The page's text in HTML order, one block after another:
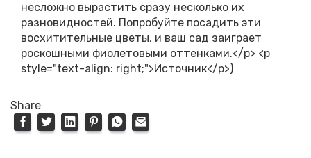
несложно вырастить сразу несколько их
разновидностей. Попробуйте посадить эти
восхитительные цветы, и ваш сад заиграет
роскошными фиолетовыми оттенками.</p> <p
style="text-align: right;">Источник</p>)
Share